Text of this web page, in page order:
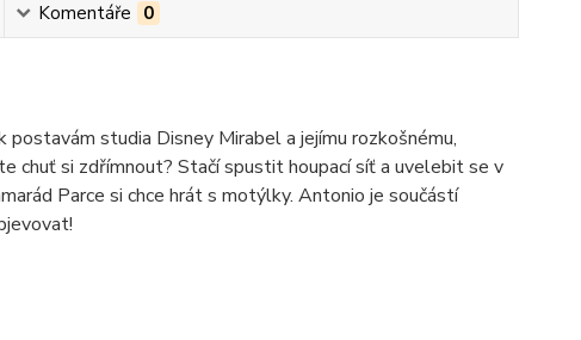
Komentáře 0
studia Disney Mirabel a jejímu rozkošnému,
chuť si zdřímnout? Stačí spustit houpací síť a uvelebit se v
Parce si chce hrát s motýlky. Antonio je součástí